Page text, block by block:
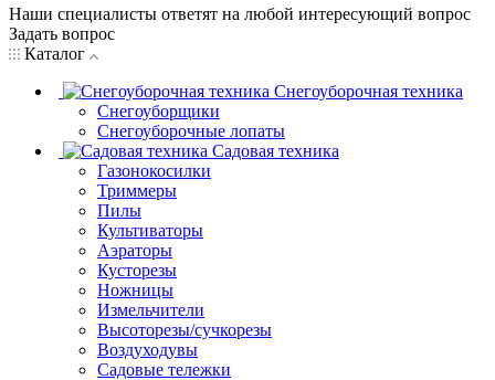
Наши специалисты ответят на любой интересующий вопрос
Задать вопрос
Каталог
Снегоуборочная техника
Снегоуборщики
Снегоуборочные лопаты
Садовая техника
Газонокосилки
Триммеры
Пилы
Культиваторы
Аэраторы
Кусторезы
Ножницы
Измельчители
Высоторезы/сучкорезы
Воздуходувы
Садовые тележки